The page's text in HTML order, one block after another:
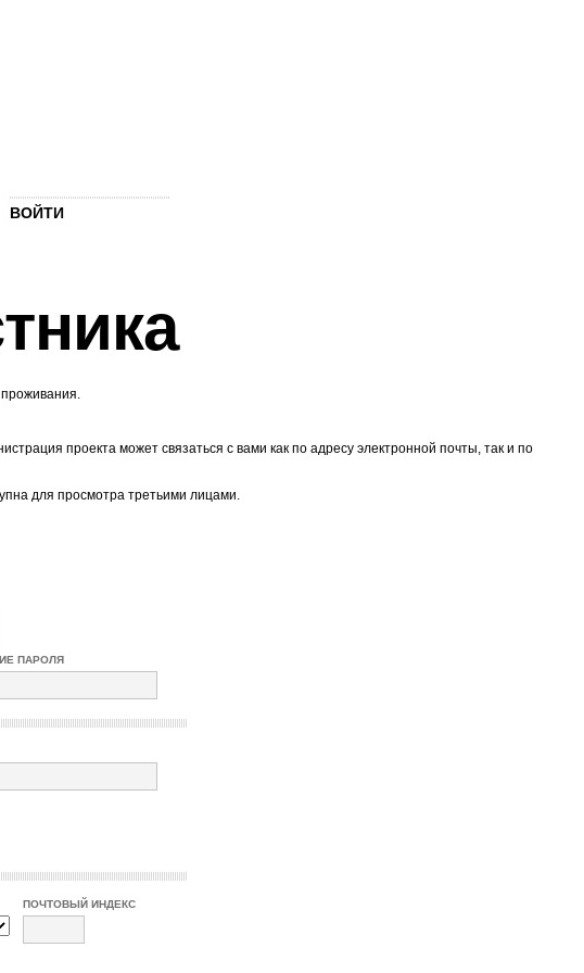
ВОЙТИ
проживания.
проекта может связаться с вами как по адресу электронной почты, так и по
для просмотра третьими лицами.
ПАРОЛЯ
ПОЧТОВЫЙ ИНДЕКС